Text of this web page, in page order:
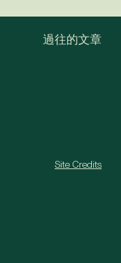
過往的文章
Site Credits